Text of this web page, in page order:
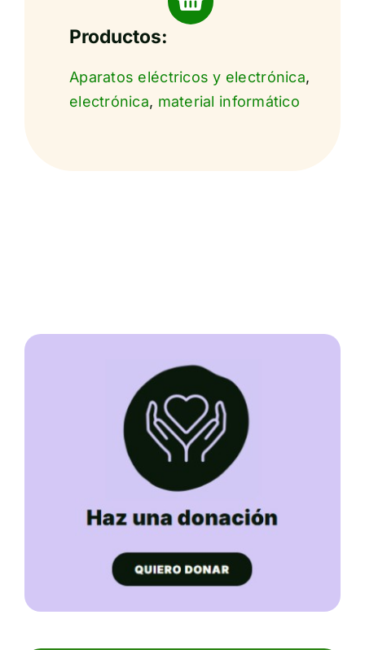
Productos:
Aparatos eléctricos y electrónica,
electrónica, material informático